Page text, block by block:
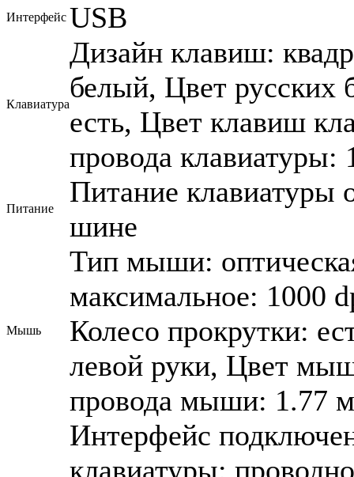
Интерфейс USB
Клавиатура
Дизайн клавиш:
белый, Цвет русских
есть, Цвет клавиш
провода клавиатуры:
Питание
Питание
шине
Мышь
Тип мыши:
максимальное: 1000
Колесо прокрутки:
левой руки, Цвет
провода мыши: 1.77 м
Интерфейс
клавиатуры: